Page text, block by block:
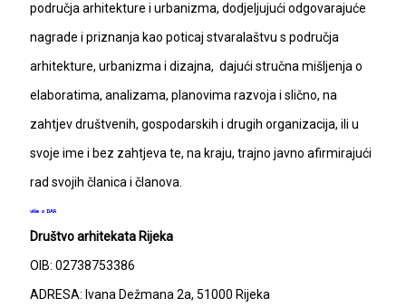
područja arhitekture i urbanizma, dodjeljujući odgovarajuće
nagrade i priznanja kao poticaj stvaralaštvu s područja
arhitekture, urbanizma i dizajna, dajući stručna mišljenja o
elaboratima, analizama, planovima razvoja i slično, na
zahtjev društvenih, gospodarskih i drugih organizacija, ili u
svoje ime i bez zahtjeva te, na kraju, trajno javno afirmirajući
rad svojih članica i članova.
više o DAR
Društvo arhitekata Rijeka
OIB: 02738753386
ADRESA: Ivana Dežmana 2a, 51000 Rijeka